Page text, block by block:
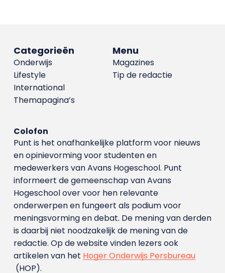
Menu
Magazines
Tip de redactie
Categorieën
Onderwijs
Lifestyle
International
Themapagina’s
Colofon
Punt is het onafhankelijke platform voor nieuws
en opinievorming voor studenten en
medewerkers van Avans Hoge­school. Punt
informeert de gemeenschap van Avans
Hogeschool over voor hen relevante
onderwerpen en fungeert als podium voor
meningsvorming en debat. De mening van derden
is daarbij niet noodzakelijk de mening van de
redactie. Op de website vinden lezers ook
artikelen van het Hoger Onderwijs Persbureau
(HOP).